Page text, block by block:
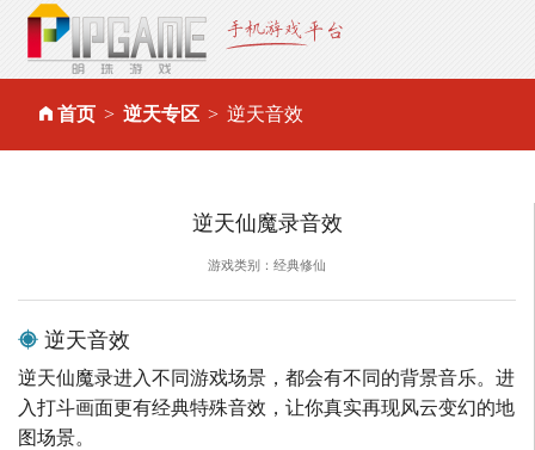
首页 逆天专区 逆天音效
逆天仙魔录音效
游戏类别：经典修仙
逆天音效
逆天仙魔录进入不同游戏场景，都会有不同的背景音乐。进
入打斗画面更有经典特殊音效，让你真实再现风云变幻的地
图场景。